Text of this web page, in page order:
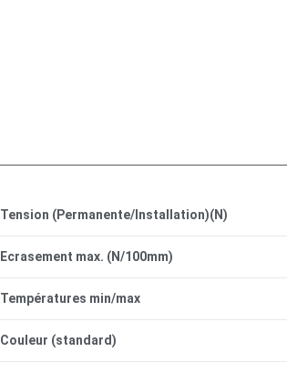
Tension (Permanente/Installation)(N)
Ecrasement max. (N/100mm)
Températures min/max
Couleur (standard)